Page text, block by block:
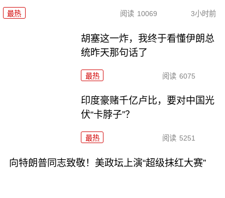
最热 阅读 10069 3小时前
胡塞这一炸，我终于看懂伊朗总
统昨天那句话了
最热 阅读 6075
印度豪赌千亿卢比，要对中国光
伏“卡脖子”？
最热 阅读 5251
向特朗普同志致敬！美政坛上演“超级抹红大赛”